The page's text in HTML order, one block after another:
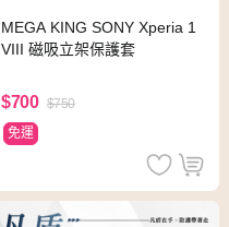
MEGA KING SONY Xperia 1
VIII 磁吸立架保護套
$700 $750
免運